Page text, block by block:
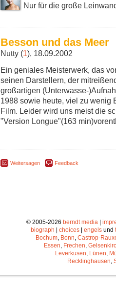
Nur für die große
Besson und das Meer
Nutty (1), 18.09.2002
Ein geniales Meisterwerk, das
seinen Darstellern, der
großartigen (Unterwasse-
1988 sowie heute, viel zu wenig
Film. Leider wird uns meist die
"Version Longue"(163
Weitersagen Feedback
© 2005-2026 berndt media|
biograph
choices engels und
Bochum, Bonn, Castrop-
Essen, Frechen,
Leverkusen, Lünen,
Recklinghausen,